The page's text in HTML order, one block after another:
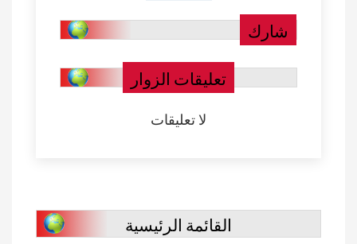
شارك
تعليقات الزوار
لا تعليقات
القائمة الرئيسية